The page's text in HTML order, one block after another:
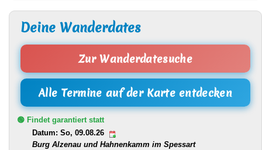
Deine Wanderdates
Zur Wanderdatesuche
Alle Termine auf der Karte entdecken
🟢 Findet garantiert statt
Datum: So, 09.08.26
Burg Alzenau und Hahnenkamm im Spessart